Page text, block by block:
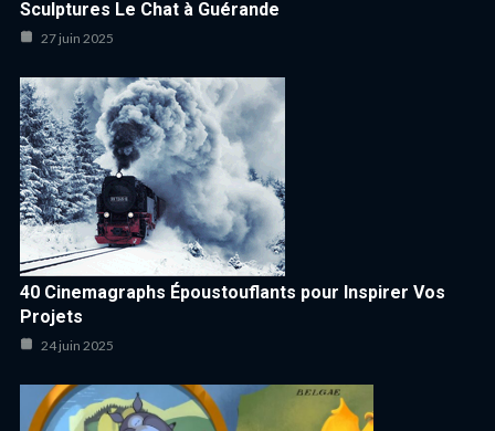
Sculptures Le Chat à Guérande
27 juin 2025
40 Cinemagraphs Époustouflants pour Inspirer Vos
Projets
24 juin 2025